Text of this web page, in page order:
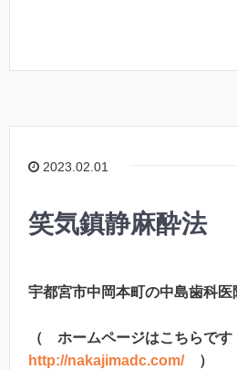
2023.02.01
笑気鎮静麻酔
宇都宮市中岡本町の中島歯科医
（ ホームページはこちらで
http://nakajimadc.com/）